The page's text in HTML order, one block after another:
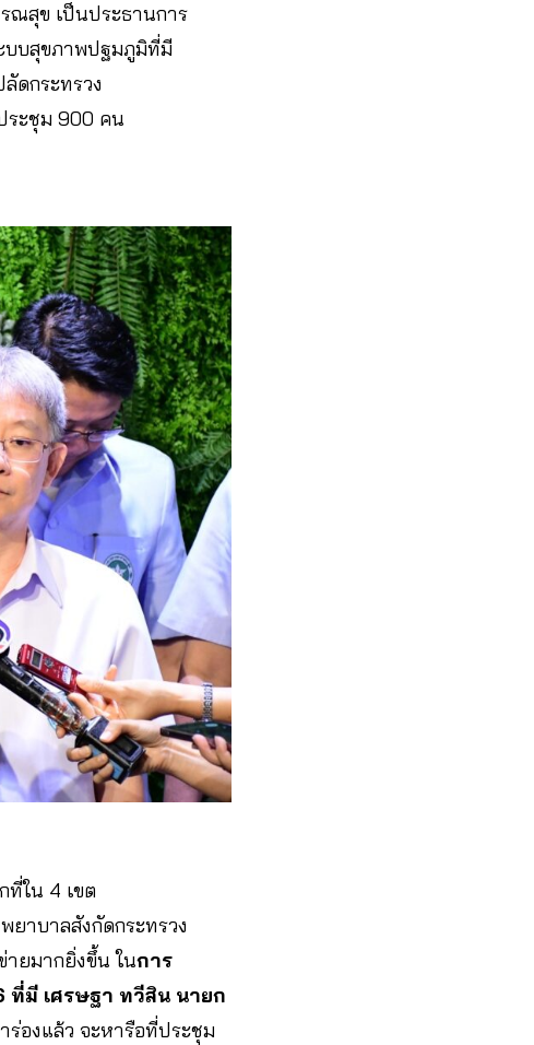
ณสุข เป็นประธานการ
บบสุขภาพปฐมภูมิที่มี
ดกระทรวง
ระชุม 900 คน
ใน 4 เขต
ยาบาลสังกัดกระทรวง
ายมากยิ่งขึ้น ในการ
ที่มี เศรษฐา ทวีสิน นายก
ร่องแล้ว จะหารือที่ประชุม